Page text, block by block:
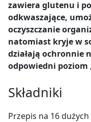
zawiera glutenu i
odkwaszające,
oczyszczanie
natomiast kryje w
działają ochronnie
odpowiedni poziom
Składniki
Przepis na 16